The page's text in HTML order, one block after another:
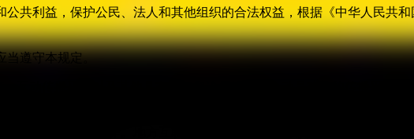
共利益，保护公民、法人和其他组织的合法权益，根据《中华人民共
当遵守本规定。
互动传播平台以及其他具有新闻舆论属性和社会动员功能的传播平台
监督管理执法工作。地方互联网信息办公室依据职责负责本行政区域